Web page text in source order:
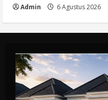
Admin 6 Agustus 2026